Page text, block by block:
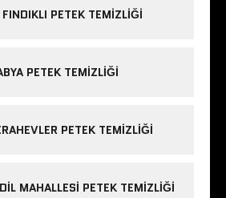
FINDIKLI PETEK TEMIZLIĞI
PETEK TEMIZLIĞI
PETEK TEMIZLIĞI
MAHALLESI PETEK TEMIZLIĞI